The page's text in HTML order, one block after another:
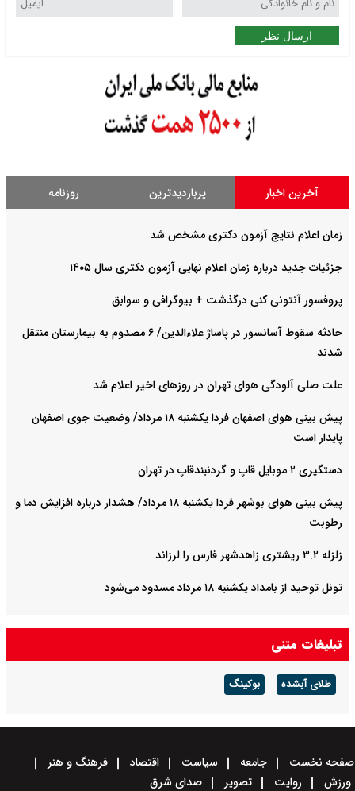
ارسال نظر
آخرین اخبار پربازدیدترین روزنامه
زمان اعلام نتایج آزمون دکتری مشخص شد
جزئیات جدید درباره زمان اعلام نهایی آزمون دکتری سال ۱۴۰۵
پروفسور آنتونی کنی درگذشت + بیوگرافی و سوابق
حادثه سقوط آسانسور در پاساژ علاءالدین/ ۶ مصدوم به بیمارستان منتقل
شدند
علت صلی آلودگی هوای تهران در روزهای اخیر اعلام شد
پیش بینی هوای اصفهان فردا یکشنبه ۱۸ مرداد/ وضعیت جوی اصفهان
پایدار است
دستگیری ۲ موبایل قاپ و گردنبندقاپ در تهران
پیش بینی هوای بوشهر فردا یکشنبه ۱۸ مرداد/ هشدار درباره افزایش دما و
رطوبت
زلزله ۳.۲ ریشتری زاهدشهر فارس را لرزاند
تونل توحید از بامداد یکشنبه ۱۸ مرداد مسدود می‌شود
تبلیغات متنی
طلای آبشده بوکینگ
صفحه نخست جامعه سیاست اقتصاد
فرهنگ و هنر
ورزش
روایت تصویر صدای شرق